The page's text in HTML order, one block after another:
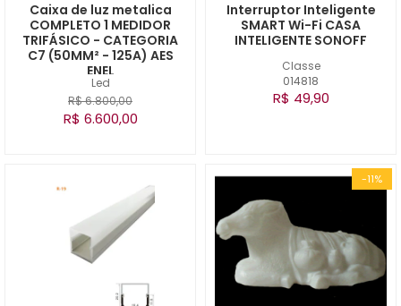
Led
Caixa de luz metalica
COMPLETO 1 MEDIDOR
TRIFÁSICO - CATEGORIA
C7 (50MM² - 125A) AES
ENEL
R$ 6.800,00
R$ 6.600,00
Classe
014818
Interruptor Inteligente
SMART Wi-Fi CASA
INTELIGENTE SONOFF
R$ 49,90
-11%